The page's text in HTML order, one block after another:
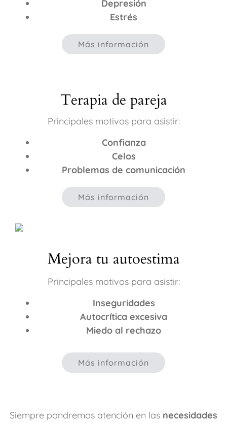
Depresión
Estrés
Más información
Terapia de pareja
Principales motivos para asistir:
Confianza
Celos
Problemas de comunicación
Más información
Mejora tu autoestima
Principales motivos para asistir:
Inseguridades
Autocrítica excesiva
Miedo al rechazo
Más información
Siempre pondremos atención en las necesidades